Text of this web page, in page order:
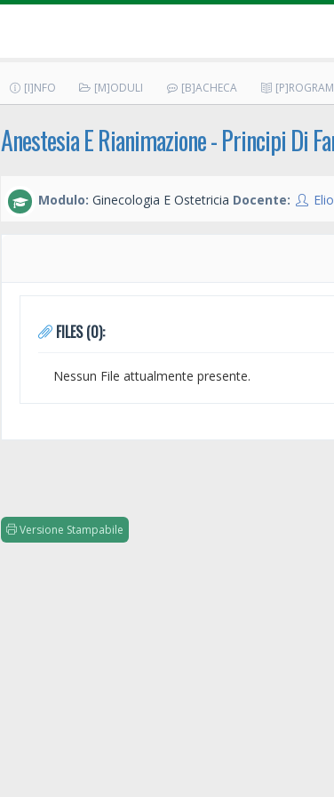
[I]NFO [M]ODULI [B]ACHECA
Anestesia E Rianimazione - Principi Di
Modulo: Ginecologia E Ostetricia Docente:
FILES (0):
Nessun File attualmente presente.
Versione Stampabile